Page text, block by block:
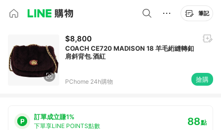
筆記
$8,800
COACH CE720 MADISON 18 羊毛絎縫轉釦
肩斜背包.酒紅
PChome 24h購物 搶購
訂單成立賺1%
下單享LINE POINTS點數 88點